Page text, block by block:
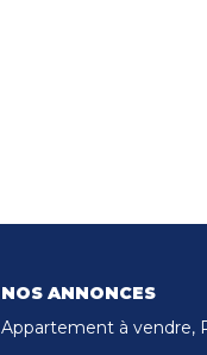
NOS ANNONCES
Appartement à vendre,